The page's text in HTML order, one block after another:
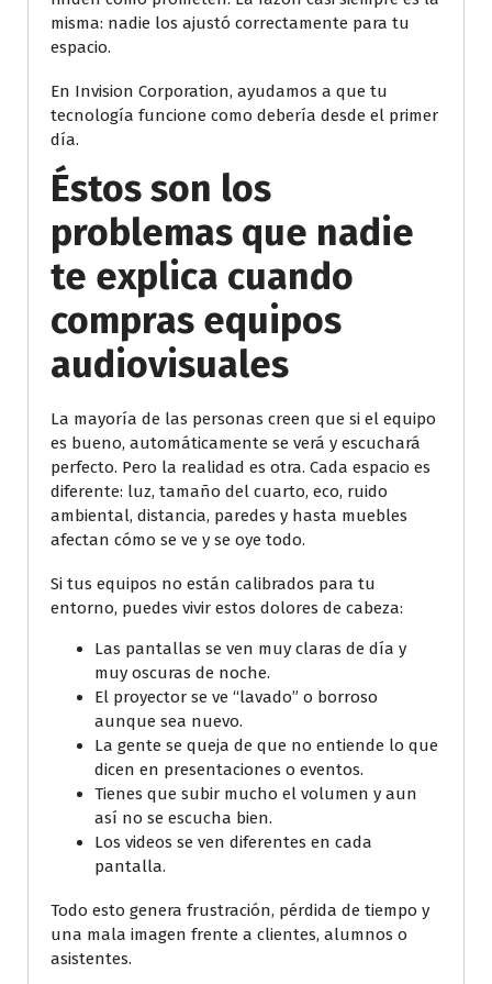
misma: nadie los ajustó correctamente para tu
espacio.
En Invision Corporation, ayudamos a que tu
tecnología funcione como debería desde el primer
día.
Éstos son los
problemas que nadie
te explica cuando
compras equipos
audiovisuales
La mayoría de las personas creen que si el equipo
es bueno, automáticamente se verá y escuchará
perfecto. Pero la realidad es otra. Cada espacio es
diferente: luz, tamaño del cuarto, eco, ruido
ambiental, distancia, paredes y hasta muebles
afectan cómo se ve y se oye todo.
Si tus equipos no están calibrados para tu
entorno, puedes vivir estos dolores de cabeza:
Las pantallas se ven muy claras de día y
muy oscuras de noche.
El proyector se ve “lavado” o borroso
aunque sea nuevo.
La gente se queja de que no entiende lo que
dicen en presentaciones o eventos.
Tienes que subir mucho el volumen y aun
así no se escucha bien.
Los videos se ven diferentes en cada
pantalla.
Todo esto genera frustración, pérdida de tiempo y
una mala imagen frente a clientes, alumnos o
asistentes.